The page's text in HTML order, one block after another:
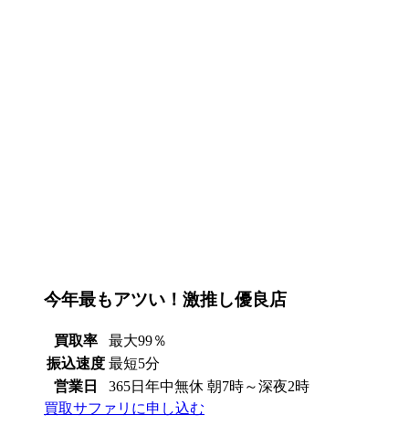
今年最もアツい！激推し優良店
買取率
最大99％
振込速度 最短5分
営業日
365日年中無休 朝7時～深夜2時
買取サファリに申し込む